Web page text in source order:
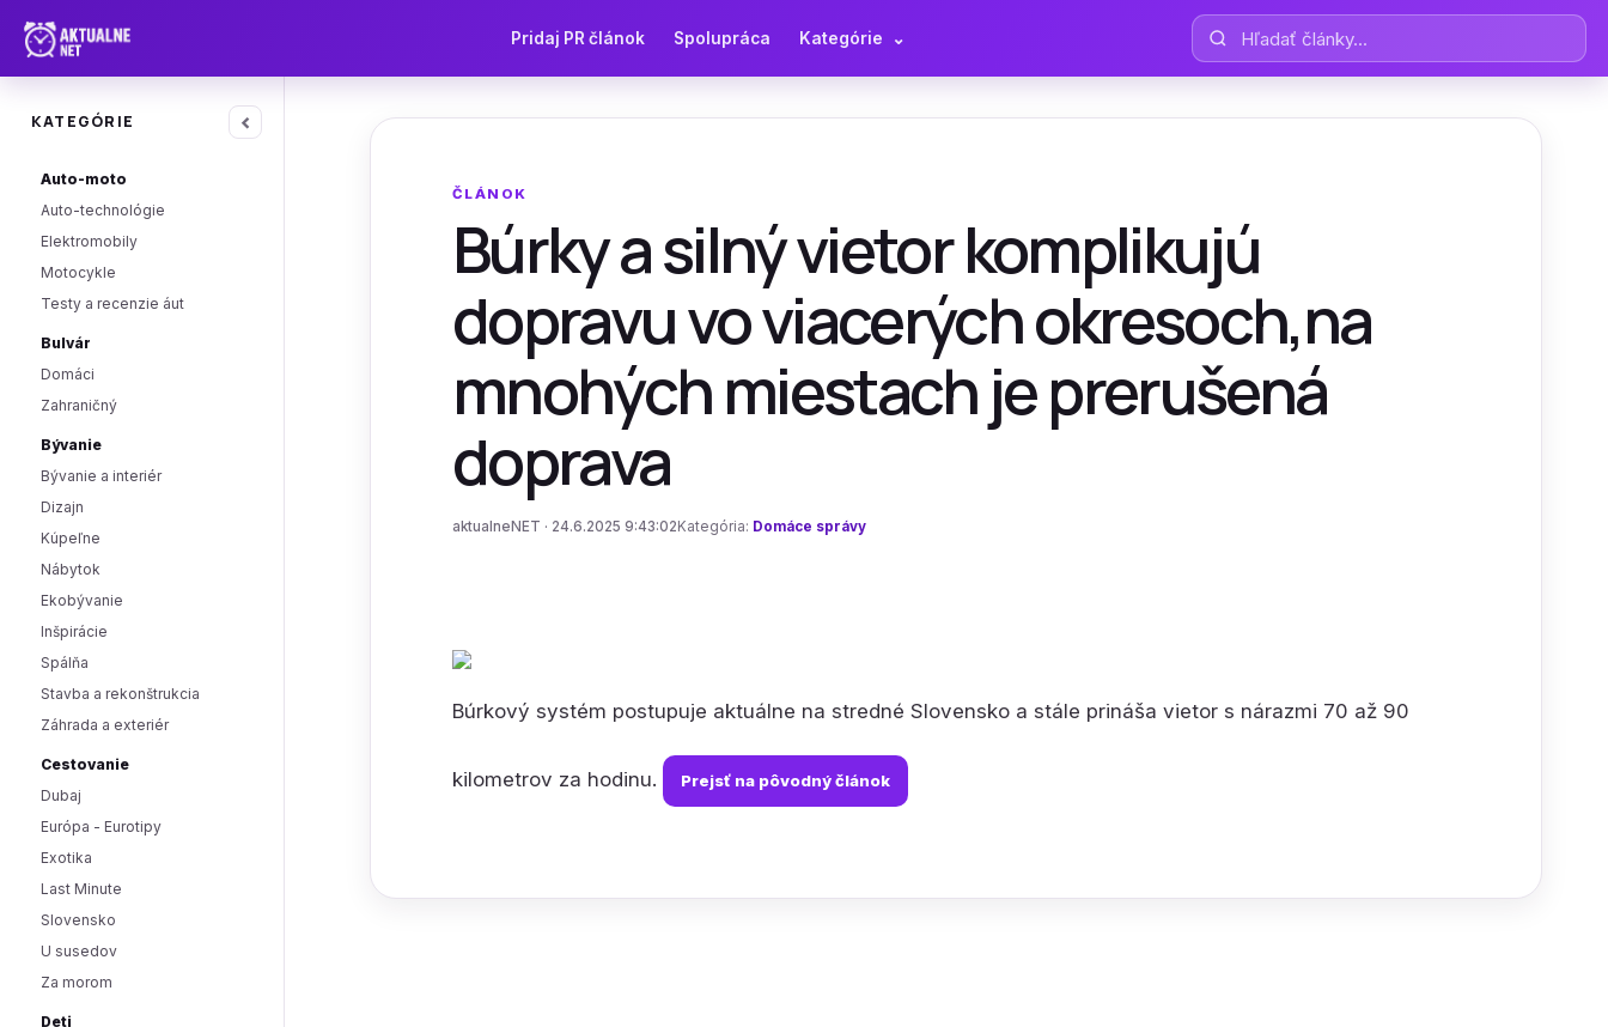
Pridaj PR článok Spolupráca Kategórie ⌄ Hľadať články
KATEGÓRIE ‹
Auto-moto
Auto-technológie
Elektromobily
Motocykle
Testy a recenzie áut
Bulvár
Domáci
Zahraničný
Bývanie
Bývanie a interiér
Dizajn
Kúpeľne
Nábytok
Ekobývanie
Inšpirácie
Spálňa
Stavba a rekonštrukcia
Záhrada a exteriér
Cestovanie
Dubaj
Európa - Eurotipy
Exotika
Last Minute
Slovensko
U susedov
Za morom
Deti
ČLÁNOK
Búrky a silný vietor komplikujú
dopravu vo viacerých okresoch,na
mnohých miestach je prerušená
doprava
aktualneNET · 24.6.2025 9:43:02 Kategória: Domáce správy
Búrkový systém postupuje aktuálne na stredné Slovensko a stále prináša vietor s nárazmi 70 až 90
kilometrov za hodinu. Prejsť na pôvodný článok